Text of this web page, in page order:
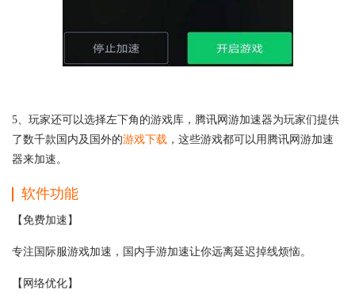
5、玩家还可以选择左下角的游戏库，腾讯网游加速器为玩家们提供
了数千款国内及国外的游戏下载 ，这些游戏都可以用腾讯网游加速
器来加速。
软件功能
【免费加速】
专注国际服游戏加速，国内手游加速让你远离延迟掉线烦恼。
【网络优化】